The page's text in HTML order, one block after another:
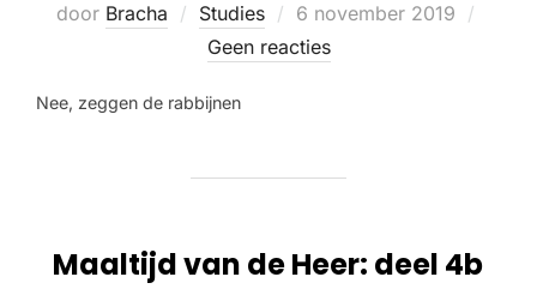
door Bracha Studies
6 november 2019
Geen reacties
Nee, zeggen de rabbijnen
Maaltijd van de Heer: deel 4b